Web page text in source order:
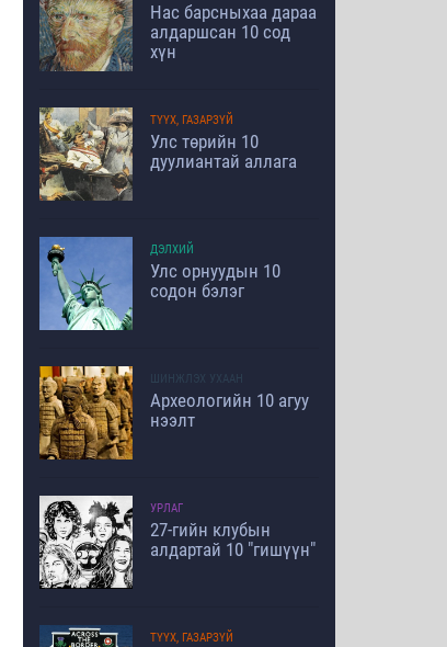
Нас барсныхаа дараа
алдаршсан 10 сод
хүн
ТҮҮХ, ГАЗАРЗҮЙ
Улс төрийн 10
дуулиантай аллага
ДЭЛХИЙ
Улс орнуудын 10
содон бэлэг
ШИНЖЛЭХ УХААН
Археологийн 10 агуу
нээлт
УРЛАГ
27-гийн клубын
алдартай 10 "гишүүн"
ТҮҮХ, ГАЗАРЗҮЙ